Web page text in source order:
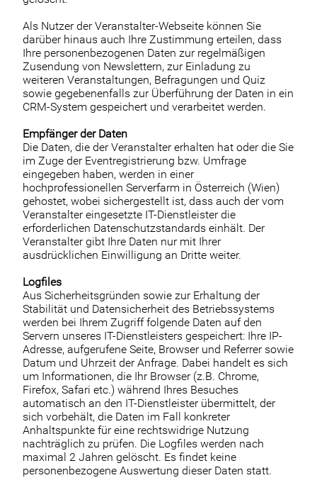
Als Nutzer der Veranstalter-Webseite können Sie
darüber hinaus auch Ihre Zustimmung erteilen, dass
Ihre personenbezogenen Daten zur regelmäßigen
Zusendung von Newslettern, zur Einladung zu
weiteren Veranstaltungen, Befragungen und Quiz
sowie gegebenenfalls zur Überführung der Daten in ein
CRM-System gespeichert und verarbeitet werden.
Empfänger der Daten
Die Daten, die der Veranstalter erhalten hat oder die Sie
im Zuge der Eventregistrierung bzw. Umfrage
eingegeben haben, werden in einer
hochprofessionellen Serverfarm in Österreich (Wien)
gehostet, wobei sichergestellt ist, dass auch der vom
Veranstalter eingesetzte IT-Dienstleister die
erforderlichen Datenschutzstandards einhält. Der
Veranstalter gibt Ihre Daten nur mit Ihrer
ausdrücklichen Einwilligung an Dritte weiter.
Logfiles
Aus Sicherheitsgründen sowie zur Erhaltung der
Stabilität und Datensicherheit des Betriebssystems
werden bei Ihrem Zugriff folgende Daten auf den
Servern unseres IT-Dienstleisters gespeichert: Ihre IP-
Adresse, aufgerufene Seite, Browser und Referrer sowie
Datum und Uhrzeit der Anfrage. Dabei handelt es sich
um Informationen, die Ihr Browser (z.B. Chrome,
Firefox, Safari etc.) während Ihres Besuches
automatisch an den IT-Dienstleister übermittelt, der
sich vorbehält, die Daten im Fall konkreter
Anhaltspunkte für eine rechtswidrige Nutzung
nachträglich zu prüfen. Die Logfiles werden nach
maximal 2 Jahren gelöscht. Es findet keine
personenbezogene Auswertung dieser Daten statt.